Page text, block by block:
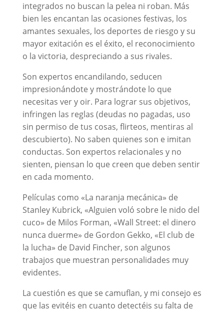
integrados no buscan la pelea ni roban. Más
bien les encantan las ocasiones festivas, los
amantes sexuales, los deportes de riesgo y su
mayor exitación es el éxito, el reconocimiento
o la victoria, despreciando a sus rivales.
Son expertos encandilando, seducen
impresionándote y mostrándote lo que
necesitas ver y oir. Para lograr sus objetivos,
infringen las reglas (deudas no pagadas, uso
sin permiso de tus cosas, flirteos, mentiras al
descubierto). No saben quienes son e imitan
conductas. Son expertos relacionales y no
sienten, piensan lo que creen que deben sentir
en cada momento.
Películas como «La naranja mecánica» de
Stanley Kubrick, «Alguien voló sobre le nido del
cuco» de Milos Forman, «Wall Street: el dinero
nunca duerme» de Gordon Gekko, «El club de
la lucha» de David Fincher, son algunos
trabajos que muestran personalidades muy
evidentes.
La cuestión es que se camuflan, y mi consejo es
que las evitéis en cuanto detectéis su falta de